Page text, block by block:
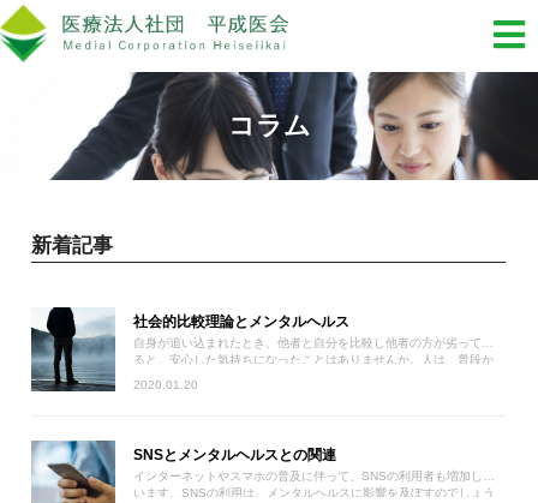
コラム
新着記事
社会的比較理論とメンタルヘルス
自身が追い込まれたとき、他者と自分を比較し他者の方が劣ってい
ると、安心した気持ちになったことはありませんか。人は、普段か
もとに、自己評価との関係について解説します。
2020.01.20
SNSとメンタルヘルスとの関連
インターネットやスマホの普及に伴って、SNSの利用者も増加して
います。SNSの利用は、メンタルヘルスに影響を及ぼすのでしょう